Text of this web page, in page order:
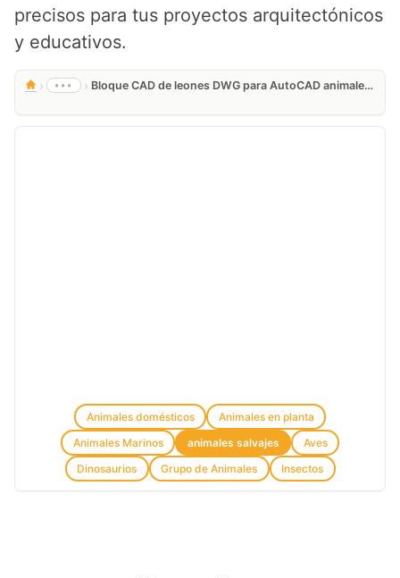
precisos para tus proyectos arquitectónicos
y educativos.
› ••• › Bloque CAD de leones DWG para AutoCAD animales salvajes
Animales domésticos
Animales en planta
Animales Marinos
animales salvajes
Aves
Dinosaurios
Grupo de Animales Insectos